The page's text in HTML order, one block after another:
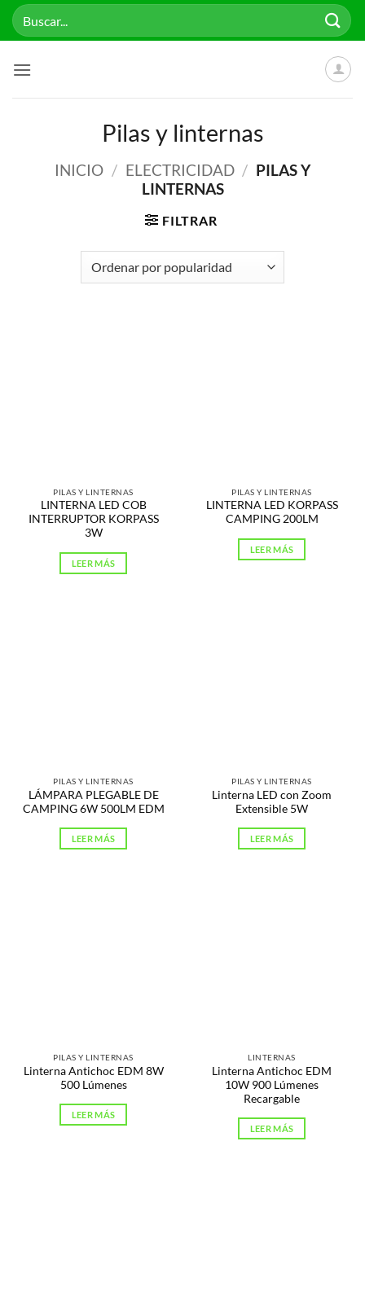
Saltar
Buscar
por:
Pilas y linternas
INICIO / ELECTRICIDAD / PILAS Y
LINTERNAS
FILTRAR
PILAS Y LINTERNAS
LINTERNA LED COB
INTERRUPTOR KORPASS
3W
LEER MÁS
PILAS Y LINTERNAS
LINTERNA LED KORPASS
CAMPING 200LM
LEER MÁS
PILAS Y LINTERNAS
LÁMPARA PLEGABLE DE
CAMPING 6W 500LM EDM
LEER MÁS
PILAS Y LINTERNAS
Linterna LED con Zoom
Extensible 5W
LEER MÁS
PILAS Y LINTERNAS
Linterna Antichoc EDM 8W
500 Lúmenes
LEER MÁS
LINTERNAS
Linterna Antichoc EDM
10W 900 Lúmenes
Recargable
LEER MÁS